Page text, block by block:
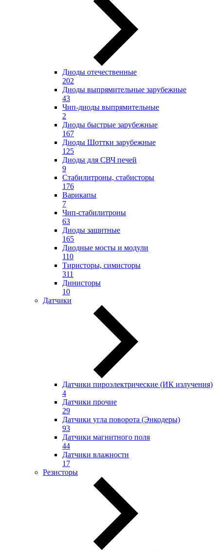
Диоды отечественные
202
Диоды выпрямительные зарубежные
43
Чип-диоды выпрямительные
2
Диоды быстрые зарубежные
167
Диоды Шоттки зарубежные
125
Диоды для СВЧ печей
9
Стабилитроны, стабисторы
176
Варикапы
7
Чип-стабилитроны
63
Диоды защитные
165
Диодные мосты и модули
110
Тиристоры, симисторы
311
Динисторы
10
Датчики
Датчики пироэлектрические (ИК излучения)
4
Датчики прочие
29
Датчики угла поворота (Энкодеры)
93
Датчики магнитного поля
44
Датчики влажности
17
Резисторы